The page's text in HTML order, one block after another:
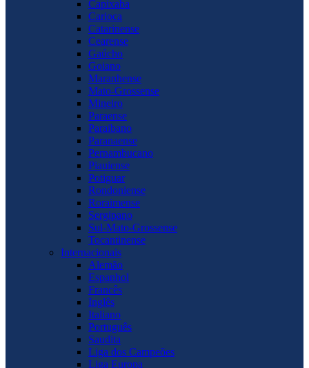
Capixaba
Carioca
Catarinense
Cearense
Gaúcho
Goiano
Maranhense
Mato-Grossense
Mineiro
Paraense
Paraibano
Paranaense
Pernambucano
Piauiense
Potiguar
Rondoniense
Roraimense
Sergipano
Sul-Mato-Grossense
Tocantinense
Internacionais
Alemão
Espanhol
Francês
Inglês
Italiano
Português
Saudita
Liga dos Campeões
Liga Europa